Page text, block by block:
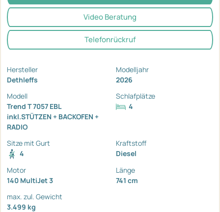
Video Beratung
Telefonrückruf
Hersteller
Dethleffs
Modelljahr
2026
Modell
Trend T 7057 EBL
inkl.STÜTZEN + BACKOFEN +
RADIO
Schlafplätze
4
Sitze mit Gurt
4
Kraftstoff
Diesel
Motor
140 MultiJet 3
Länge
741 cm
max. zul. Gewicht
3.499 kg